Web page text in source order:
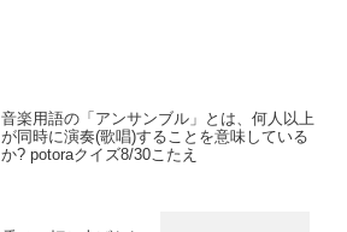
音楽用語の「アンサンブル」とは、何人以上
が同時に演奏(歌唱)することを意味している
か? potoraクイズ8/30こたえ